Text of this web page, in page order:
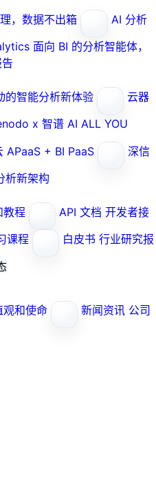
，数据不出箱
AI 分析
面向 BI 的分析智能体，
的智能分析新体验
云器
x 智谱 AI ALL YOU
APaaS + BI PaaS
深信
析新架构
教程 API 文档 开发者接
课程 白皮书 行业研究报
观和使命 新闻资讯 公司